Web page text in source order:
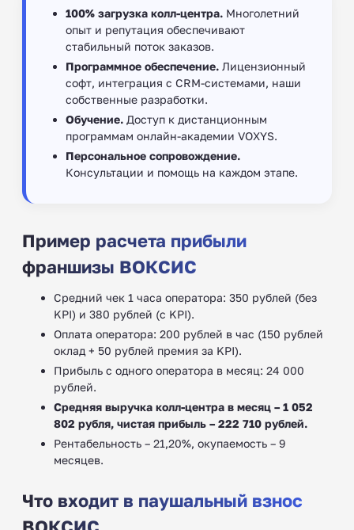
100% загрузка колл-центра. Многолетний
опыт и репутация обеспечивают
стабильный поток заказов.
Программное обеспечение. Лицензионный
софт, интеграция с CRM-системами, наши
собственные разработки.
Обучение. Доступ к дистанционным
программам онлайн-академии VOXYS.
Персональное сопровождение.
Консультации и помощь на каждом этапе.
Пример расчета прибыли
франшизы ВОКСИС
Средний чек 1 часа оператора: 350 рублей (без
KPI) и 380 рублей (с KPI).
Оплата оператора: 200 рублей в час (150 рублей
оклад + 50 рублей премия за KPI).
Прибыль с одного оператора в месяц: 24 000
рублей.
Средняя выручка колл-центра в месяц – 1 052
802 рубля, чистая прибыль – 222 710 рублей.
Рентабельность – 21,20%, окупаемость – 9
месяцев.
Что входит в паушальный взнос